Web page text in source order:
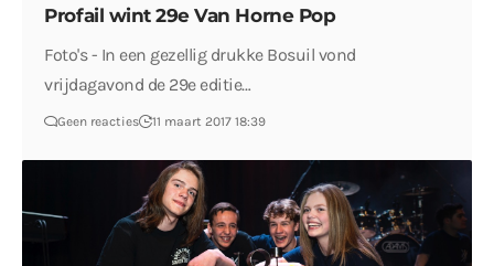
Profail wint 29e Van Horne Pop
Foto's - In een gezellig drukke Bosuil vond
vrijdagavond de 29e editie…
Geen reacties 11 maart 2017 18:39